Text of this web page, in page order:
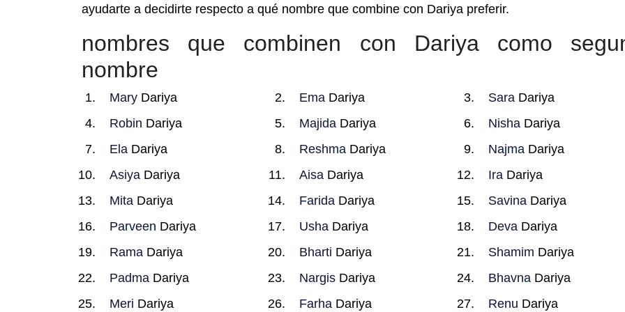
ayudarte a decidirte respecto a qué nombre que combine con Dariya preferir.
nombres que combinen con Dariya como
nombre
Mary Dariya EmaDariya Sara Dariya
Robin Dariya MajidaDariya Nisha Dariya
Ela Dariya ReshmaDariya Najma Dariya
Asiya Dariya AisaDariya Ira Dariya
Mita Dariya FaridaDariya Savina Dariya
Parveen Dariya UshaDariya Deva Dariya
Rama Dariya Bharti Dariya Shamim Dariya
Padma Dariya NargisDariya Bhavna Dariya
Meri Dariya FarhaDariya Renu Dariya